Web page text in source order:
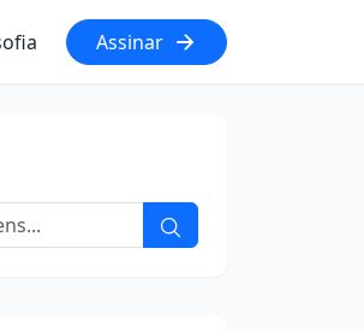
Assinar